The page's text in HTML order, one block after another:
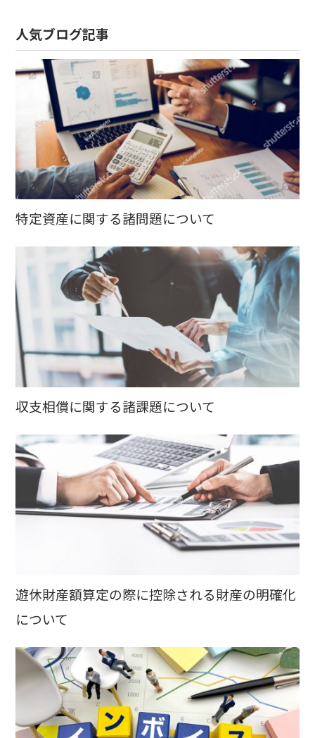
人気ブログ記事
特定資産に関する諸問題について
収支相償に関する諸課題について
遊休財産額算定の際に控除される財産の明確化
について